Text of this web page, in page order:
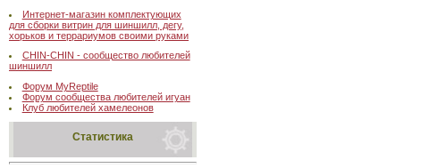
Интернет-магазин комплектующих
для сборки витрин для шиншилл, дегу,
хорьков и террариумов своими руками
CHIN-CHIN - сообщество любителей
шиншилл
Форум MyReptile
Форум сообщества любителей игуан
Клуб любителей хамелеонов
Статистика